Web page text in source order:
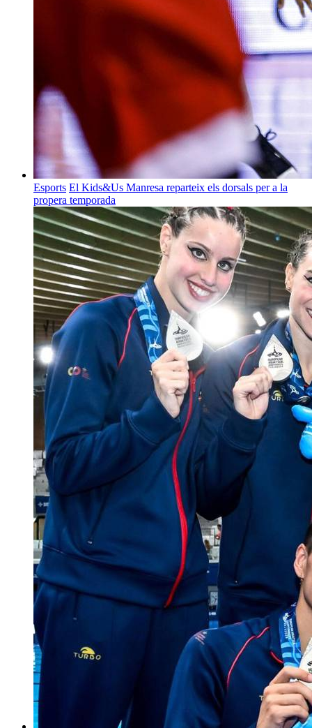
Esports El Kids&Us Manresa reparteix els dorsals per a la
propera temporada